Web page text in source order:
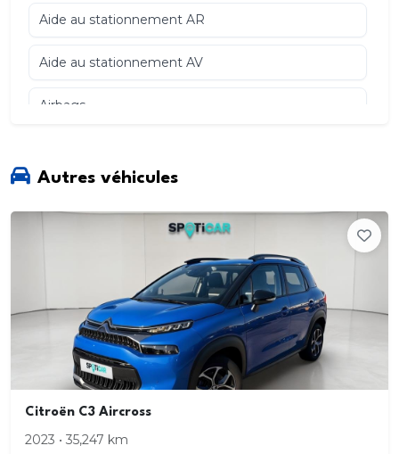
Aide au stationnement AR
Aide au stationnement AV
Airbags
Boîte à gants
Citroën Connect Box avec Pack SOS et assistance
inclus Compatible avec Android Auto et Apple
CarPlay
Citroën Connect Nav
Citroën Connect Nav + Citroën Connect Box avec
Autres véhicules
Citroën C3 Aircross
2023 • 35,247 km